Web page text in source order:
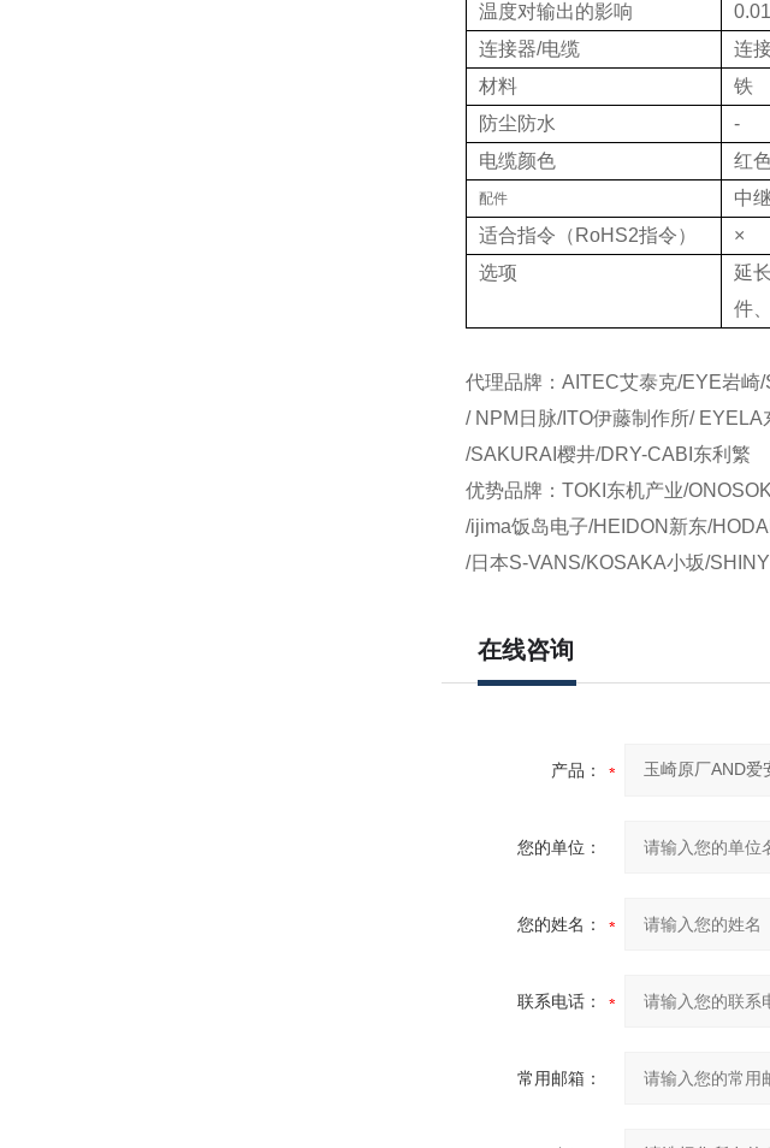
温度对输出的影响
连接器/电缆
连
材料
铁
防尘防水
-
电缆颜色
红
配件
中
适合指令 （RoHS2指令）
×
选项
延
件
代理品牌：AITEC艾泰克/EYE岩崎
/ NPM日脉/ITO伊藤制作所/
/SAKURAI樱井/DRY-CABI东利繁
优势品牌：TOKI东机产业/
/ijima饭岛电子/HEIDON新东/
/日本S-VANS/KOSAKA小坂/
在线咨询
产品：
您的单位：
您的姓名：
联系电话：
常用邮箱：